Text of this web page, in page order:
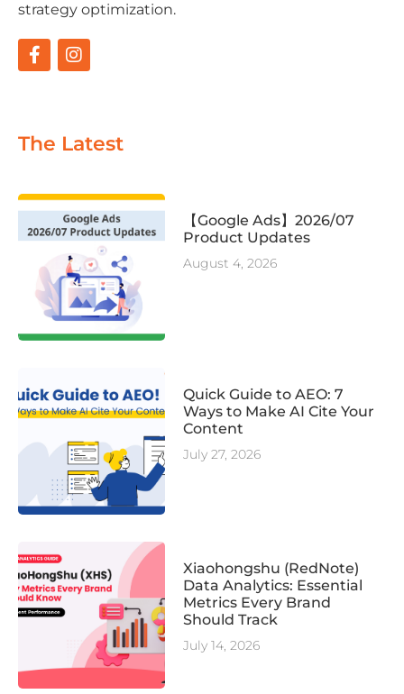
strategy optimization.
The Latest
【Google Ads】2026/07
Product Updates
August 4, 2026
Quick Guide to AEO: 7
Ways to Make AI Cite Your
Content
July 27, 2026
Xiaohongshu (RedNote)
Data Analytics: Essential
Metrics Every Brand
Should Track
July 14, 2026